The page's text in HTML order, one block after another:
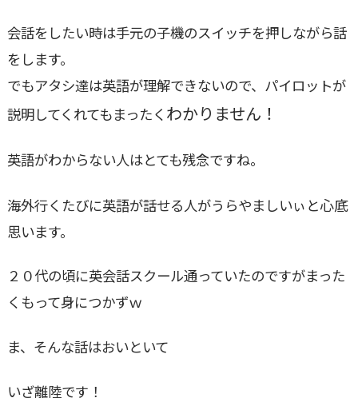
会話をしたい時は手元の子機のスイッチを押しながら話
をします。
でもアタシ達は英語が理解できないので、パイロットが
説明してくれてもまったく わかりません！
英語がわからない人はとても残念ですね。
海外行くたびに英語が話せる人がうらやましいぃと心底
思います。
２０代の頃に英会話スクール通っていたのですがまった
くもって身につかずｗ
ま、そんな話はおいといて
いざ離陸です！